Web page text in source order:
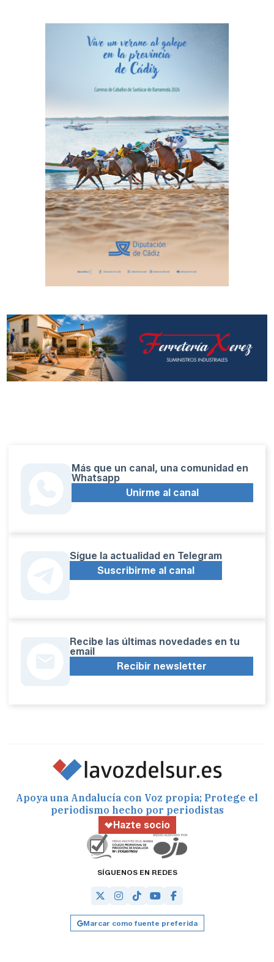
Más que un canal, una comunidad en
Whatsapp
Unirme al canal
Sígue la actualidad en Telegram
Suscribirme al canal
Recibe las últimas novedades en tu
email
Recibir newsletter
Apoya una Andalucía con Voz propia; Protege el
periodismo hecho por periodistas
Hazte socio
SÍGUENOS EN REDES
Marcar como fuente preferida